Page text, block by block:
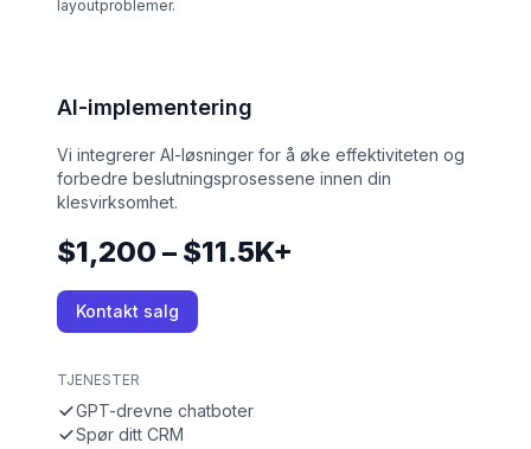
layoutproblemer.
AI-implementering
Vi integrerer AI-løsninger for å øke effektiviteten og
forbedre beslutningsprosessene innen din
klesvirksomhet.
$1,200 – $11.5K+
Kontakt salg
TJENESTER
GPT-drevne chatboter
Spør ditt CRM